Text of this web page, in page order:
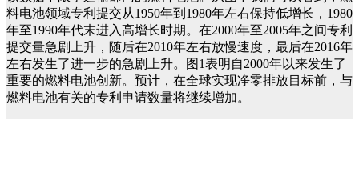
料电池领域专利提交从1950年到1980年左右保持低增长，1980
年至1990年代末进入高增长时期。在2000年至2005年之间专利
提交量急剧上升，随后在2010年左右放慢速度，最后在2016年
左右发生了进一步的急剧上升。图1表明自2000年以来发生了
重要的燃料电池创新。预计，在全球实现净零排放目标前，与
燃料电池有关的专利申请数量将继续增加。